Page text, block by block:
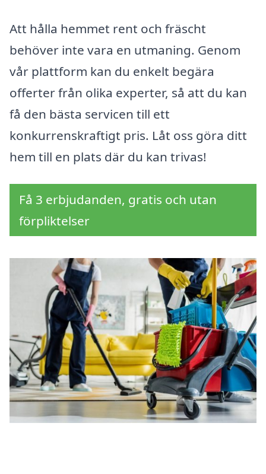
Att hålla hemmet rent och fräscht
behöver inte vara en utmaning. Genom
vår plattform kan du enkelt begära
offerter från olika experter, så att du kan
få den bästa servicen till ett
konkurrenskraftigt pris. Låt oss göra ditt
hem till en plats där du kan trivas!
Få 3 erbjudanden, gratis och utan
förpliktelser